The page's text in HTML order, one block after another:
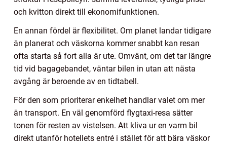
och kvitton direkt till ekonomifunktionen.
En annan fördel är flexibilitet. Om planet landar tidigare
än planerat och väskorna kommer snabbt kan resan
ofta starta så fort alla är ute. Omvänt, om det tar längre
tid vid bagagebandet, väntar bilen in utan att nästa
avgång är beroende av en tidtabell.
För den som prioriterar enkelhet handlar valet om mer
än transport. En väl genomförd flygtaxi-resa sätter
tonen för resten av vistelsen. Att kliva ur en varm bil
direkt utanför hotellets entré i stället för att bära väskor